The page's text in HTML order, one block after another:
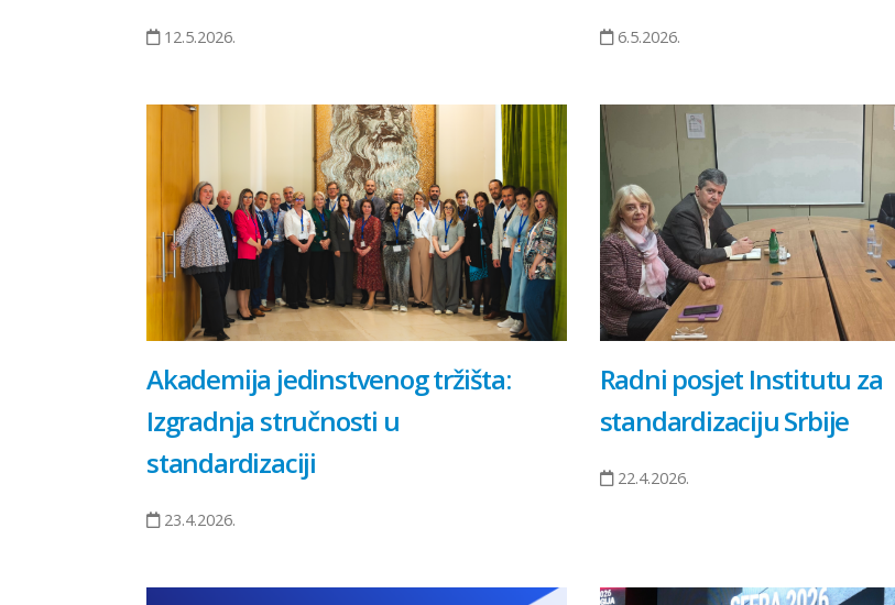
12.5.2026. 6.5.2026.
Akademija jedinstvenog tržišta:
Izgradnja stručnosti u
standardizaciji
23.4.2026.
Radni posjet Institutu za
standardizaciju Srbije
22.4.2026.